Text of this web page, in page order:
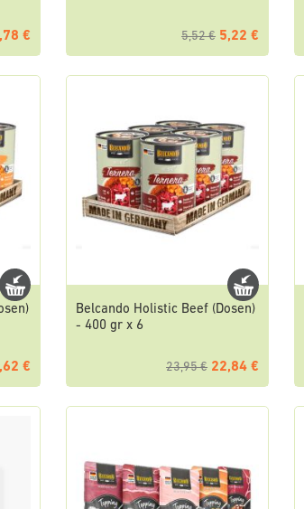
€ 5,52 € 5,22 €
€
Belcando Holistic Beef (Dosen)
- 400 gr x 6
23,95 € 22,84 €